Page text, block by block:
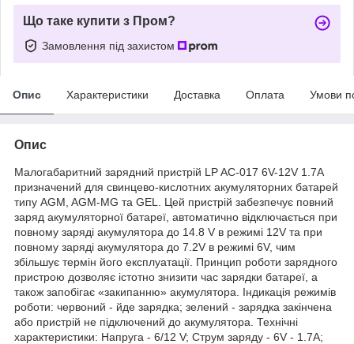
Що таке купити з Пром?
Замовлення під захистом
Опис Характеристики Доставка Оплата Умови
Опис
Малогабаритний зарядний пристрій LP AC-017 6V-12V 1.7A
призначений для свинцево-кислотних акумуляторних батарей
типу AGM, AGM-MG та GEL. Цей пристрій забезпечує повний
заряд акумуляторної батареї, автоматично відключається при
повному заряді акумулятора до 14.8 V в режимі 12V та при
повному заряді акумулятора до 7.2V в режимі 6V, чим
збільшує термін його експлуатації. Принцип роботи зарядного
пристрою дозволяє істотно знизити час зарядки батареї, а
також запобігає «закипанню» акумулятора. Індикація режимів
роботи: червоний - йде зарядка; зелений - зарядка закінчена
або пристрій не підключений до акумулятора. Технічні
характеристики: Напруга - 6/12 V; Струм заряду - 6V - 1.7А;